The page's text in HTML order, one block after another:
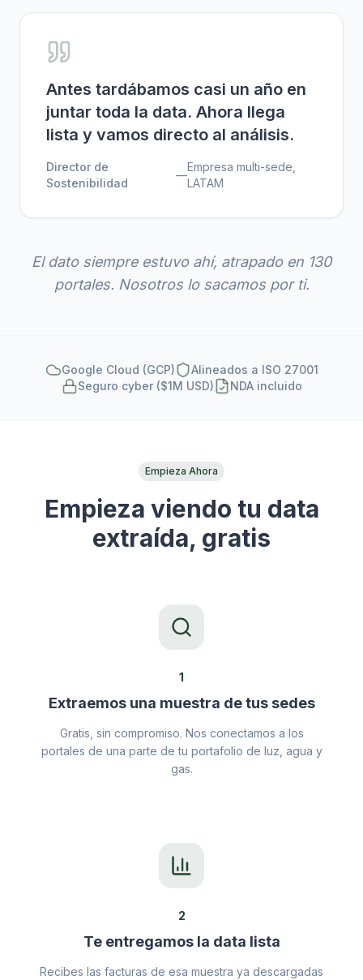
Antes tardábamos casi un año en
juntar toda la data. Ahora llega
lista y vamos directo al análisis.
Director de
Sostenibilidad
—
Empresa multi-sede,
LATAM
El dato siempre estuvo ahí, atrapado en 130
portales. Nosotros lo sacamos por ti.
Google Cloud (GCP)
Alineados a ISO 27001
Seguro cyber ($1M USD)
NDA incluido
Empieza Ahora
Empieza viendo tu data
extraída, gratis
1
Extraemos una muestra de tus sedes
Gratis, sin compromiso. Nos conectamos a los
portales de una parte de tu portafolio de luz, agua y
gas.
2
Te entregamos la data lista
Recibes las facturas de esa muestra ya descargadas